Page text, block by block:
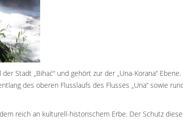
Stadt „Bihać“ und gehört zur der „Una-Korana“ Ebene.
des oberen Flusslaufs des Flusses „Una“ sowie
reich an kulturell-historischem Erbe. Der Schutz